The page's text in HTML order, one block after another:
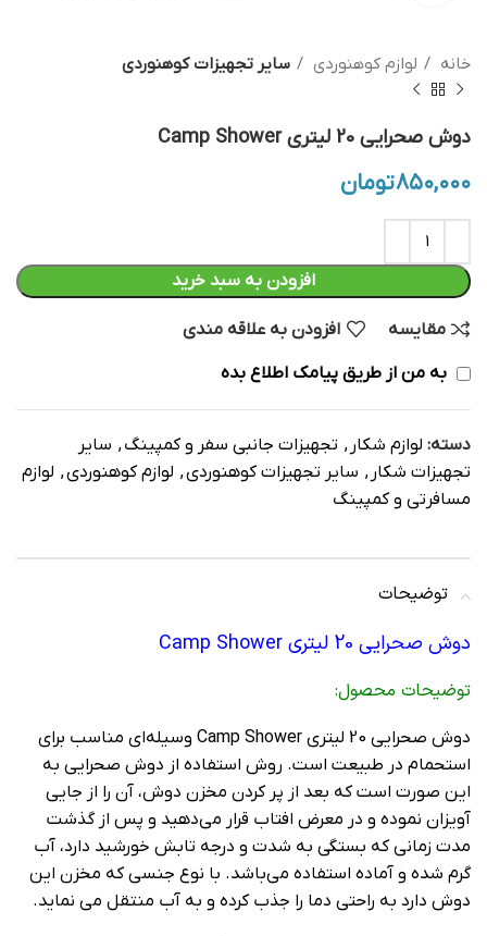
خانه لوازم کوهنوردی سایر تجهیزات کوهنوردی
دوش صحرایی 20 لیتری Camp Shower
۸۵۰,۰۰۰تومان
افزودن به سبد خرید
مقایسه افزودن به علاقه مندی
به من از طریق پیامک اطلاع بده
دسته: لوازم شکار , تجهیزات جانبی سفر و کمپینگ, سایر
تجهیزات شکار , سایر تجهیزات کوهنوردی, لوازم کوهنوردی, لوازم
مسافرتی و کمپینگ
توضیحات
دوش صحرایی 20 لیتری Camp Shower
توضیحات محصول:
دوش صحرایی 20 لیتری Camp Shower وسیله‌ای مناسب برای
استحمام در طبیعت است. روش استفاده از دوش صحرایی به
این صورت است که بعد از پر کردن مخزن دوش، آن را از جایی
آویزان نموده و در معرض افتاب قرار می‌دهید و پس از گذشت
مدت زمانی که بستگی به شدت و درجه تابش خورشید دارد، آب
گرم شده و آماده استفاده می‌باشد. با نوع جنسی که مخزن این
دوش دارد به راحتی دما را جذب کرده و به آب منتقل می نماید.